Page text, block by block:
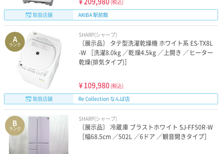
(税込)
取扱店舗
AKIBA 駅前館
A
ランク
SHARP(シャープ)
〔展示品〕 タテ型洗濯乾燥機 ホワイト系 ES-TX8L
-W ［洗濯8.0kg ／乾燥4.5kg ／上開き ／ヒーター
乾燥(排気タイプ)］
¥109,980 (税込)
取扱店舗
Re Collection なんば店
B
ランク
SHARP(シャープ)
〔展示品〕 冷蔵庫 ブラストホワイト SJ-FF50R-W
［幅68.5cm ／502L ／6ドア ／観音開きタイプ］